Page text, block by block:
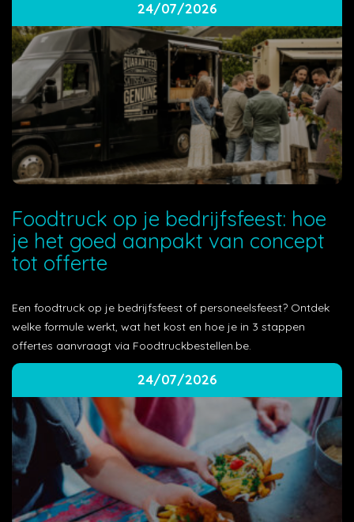
24/07/2026
Foodtruck op je bedrijfsfeest: hoe
je het goed aanpakt van concept
tot offerte
Een foodtruck op je bedrijfsfeest of personeelsfeest? Ontdek
welke formule werkt, wat het kost en hoe je in 3 stappen
offertes aanvraagt via Foodtruckbestellen.be.
24/07/2026